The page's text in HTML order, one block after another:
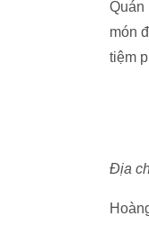
Quán
món
tiệm
Địa